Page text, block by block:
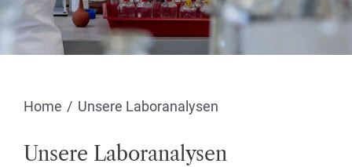
Home Unsere Laboranalysen
Unsere Laboranalysen